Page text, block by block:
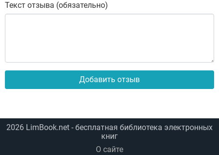
Текст отзыва (обязательно)
Добавить отзыв
2026 LimBook.net - бесплатная библиотека электронных
книг
О сайте